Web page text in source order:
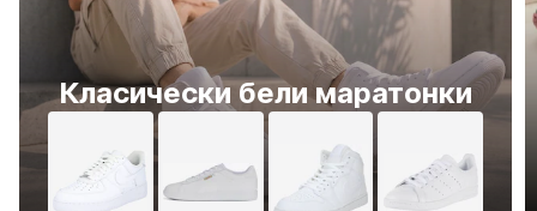
Класически бели маратонки